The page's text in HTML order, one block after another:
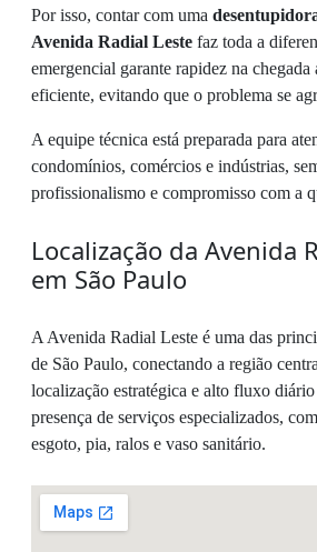
Por isso, contar com uma
Avenida Radial Leste faz toda a
emergencial garante rapidez na
eficiente, evitando que o problema se
A equipe técnica está preparada para
condomínios, comércios e indústrias,
profissionalismo e compromisso com a
Localização da Avenida
em São Paulo
A Avenida Radial Leste é uma das
de São Paulo, conectando a região
localização estratégica e alto fluxo diário
presença de serviços especializados,
esgoto, pia, ralos e vaso sanitário.